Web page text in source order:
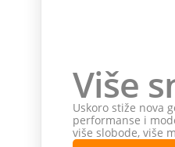
Više
Uskoro stiže nova
performanse i
više slobode, više